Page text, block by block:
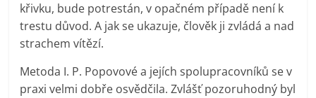
křivku, bude potrestán, v opačném případě není k
trestu důvod. A jak se ukazuje, člověk ji zvládá a nad
strachem vítězí.
Metoda I. P. Popovové a jejích spolupracovníků se v
praxi velmi dobře osvědčila. Zvlášť pozoruhodný byl